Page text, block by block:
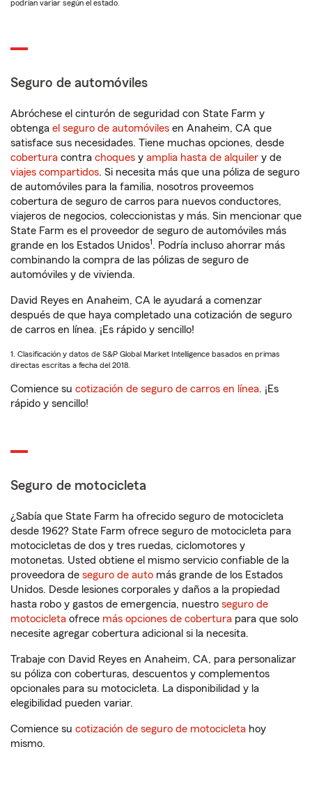
podrían variar según el estado.
Seguro de automóviles
Abróchese el cinturón de seguridad con State Farm y
obtenga el seguro de automóviles en Anaheim, CA que
satisface sus necesidades. Tiene muchas opciones, desde
cobertura contra choques y amplia hasta de alquiler y de
viajes compartidos. Si necesita más que una póliza de seguro
de automóviles para la familia, nosotros proveemos
cobertura de seguro de carros para nuevos conductores,
viajeros de negocios, coleccionistas y más. Sin mencionar que
State Farm es el proveedor de seguro de automóviles más
grande en los Estados Unidos1 . Podría incluso ahorrar más
combinando la compra de las pólizas de seguro de
automóviles y de vivienda.
David Reyes en Anaheim, CA le ayudará a comenzar
después de que haya completado una cotización de seguro
de carros en línea. ¡Es rápido y sencillo!
1. Clasificación y datos de S&P Global Market Intelligence basados en primas
directas escritas a fecha del 2018.
Comience su cotización de seguro de carros en línea. ¡Es
rápido y sencillo!
Seguro de motocicleta
¿Sabía que State Farm ha ofrecido seguro de motocicleta
desde 1962? State Farm ofrece seguro de motocicleta para
motocicletas de dos y tres ruedas, ciclomotores y
motonetas. Usted obtiene el mismo servicio confiable de la
proveedora de seguro de auto más grande de los Estados
Unidos. Desde lesiones corporales y daños a la propiedad
hasta robo y gastos de emergencia, nuestro seguro de
motocicleta ofrece más opciones de cobertura para que solo
necesite agregar cobertura adicional si la necesita.
Trabaje con David Reyes en Anaheim, CA, para personalizar
su póliza con coberturas, descuentos y complementos
opcionales para su motocicleta. La disponibilidad y la
elegibilidad pueden variar.
Comience su cotización de seguro de motocicleta hoy
mismo.